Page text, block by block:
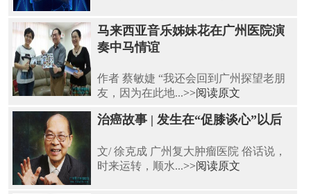
马来西亚音乐姊妹花在广州医院演
奏中马情谊
作者 蔡敏婕 “我还会回到广州探望老朋
友，因为在此地...>>阅读原文
治癌故事 | 发生在“促膝谈心”以后
文/ 徐克成 广州复大肿瘤医院 俗话说，
时来运转，顺水...>>阅读原文